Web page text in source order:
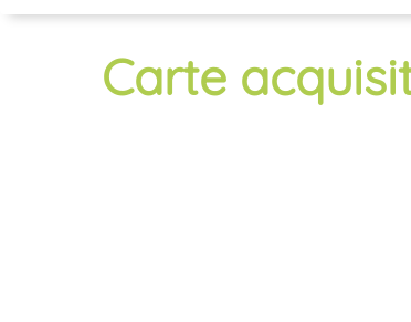
Carte